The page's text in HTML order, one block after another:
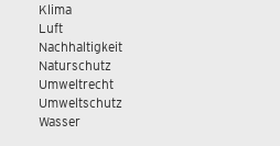
Klima
Luft
Nachhaltigkeit
Naturschutz
Umweltrecht
Umweltschutz
Wasser